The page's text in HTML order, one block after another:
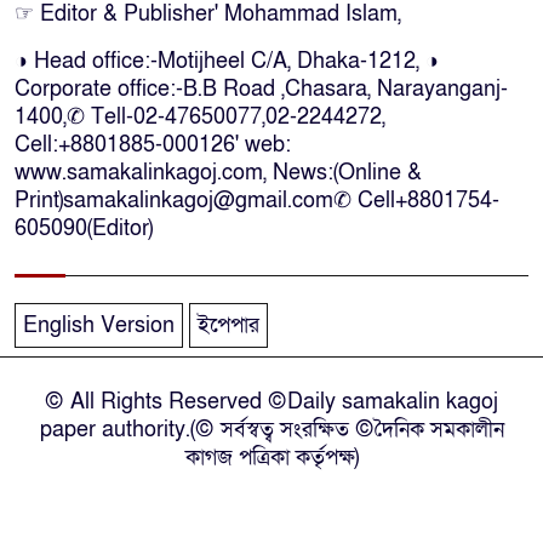
দেশীয় মদসহ আটক-৪
দক্ষিণ আফ্রিকায় দোকানে আগুন, ৬
বাংলাদেশি নিহত
দৃষ্টিপ্রতিবন্ধী শিক্ষার্থী পাশে দাঁড়ালেন
নারায়ণগঞ্জে পুলিশ কর্মকর্তার ঝুলন্ত
মরদেহ উদ্ধার
নারায়ণগঞ্জে চরম গ্যাস সংকটে মুখ
থুবড়ে পড়েছে দেড়শ কলকারখানা
☞ Editor & Publisher' Mohammad Islam,
◑ Head office:-Motijheel C/A, Dhaka-1212, ◑
Corporate office:-B.B Road ,Chasara, Narayanganj-
1400,✆ Tell-02-47650077,02-2244272,
Cell:+8801885-000126' web:
www.samakalinkagoj.com, News:(Online &
Print)samakalinkagoj@gmail.com✆ Cell+8801754-
605090(Editor)
English Version ইপেপার
© All Rights Reserved ©Daily samakalin kagoj
paper authority.(© সর্বস্বত্ব সংরক্ষিত ©দৈনিক সমকালীন
কাগজ পত্রিকা কর্তৃপক্ষ)